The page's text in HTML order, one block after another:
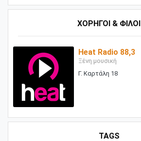
ΧΟΡΗΓΟΙ & ΦΙΛΟΙ
Heat Radio 88,3
Ξένη μουσική
Γ. Καρτάλη 18
TAGS